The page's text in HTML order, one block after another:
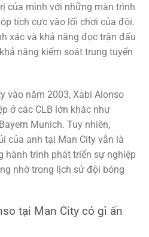
của mình với những màn trình
tích cực vào lối chơi của đội.
xác và khả năng đọc trận đấu
năng kiểm soát trung tuyến
vào năm 2003, Xabi Alonso
ở các CLB lớn khác như
Munich. Tuy nhiên,
của anh tại Man City vẫn là
hành trình phát triển sự nghiệp
nhớ trong lịch sử đội bóng
tại Man City có gì ấn